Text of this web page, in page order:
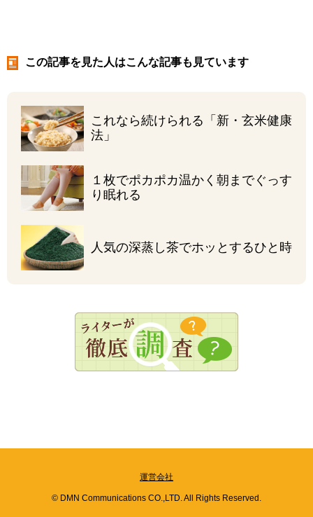
この記事を見た人はこんな記事も見ています
これなら続けられる 「新・玄米健康
法」
１枚でポカポカ温かく 朝までぐっす
り眠れる
人気の深蒸し茶でホッとするひと時
運営会社
© DMN Communications CO.,LTD. All Rights Reserved.